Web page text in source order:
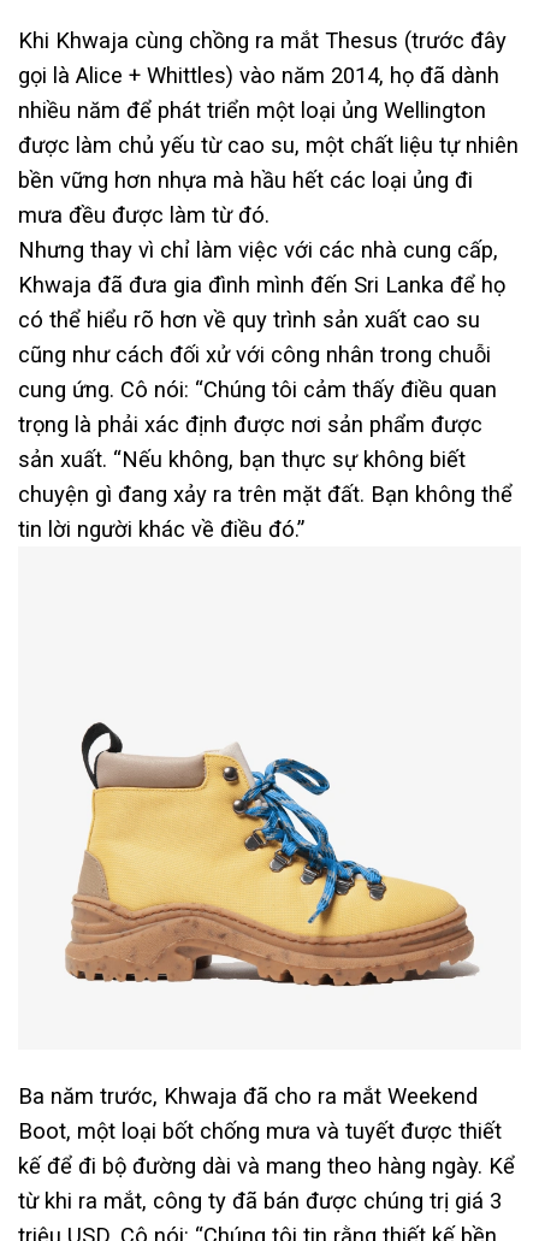
Khi Khwaja cùng chồng ra mắt Thesus (trước đây
gọi là Alice + Whittles) vào năm 2014, họ đã dành
nhiều năm để phát triển một loại ủng Wellington
được làm chủ yếu từ cao su, một chất liệu tự nhiên
bền vững hơn nhựa mà hầu hết các loại ủng đi
mưa đều được làm từ đó.
Nhưng thay vì chỉ làm việc với các nhà cung cấp,
Khwaja đã đưa gia đình mình đến Sri Lanka để họ
có thể hiểu rõ hơn về quy trình sản xuất cao su
cũng như cách đối xử với công nhân trong chuỗi
cung ứng. Cô nói: “Chúng tôi cảm thấy điều quan
trọng là phải xác định được nơi sản phẩm được
sản xuất. “Nếu không, bạn thực sự không biết
chuyện gì đang xảy ra trên mặt đất. Bạn không thể
tin lời người khác về điều đó.”
Ba năm trước, Khwaja đã cho ra mắt Weekend
Boot, một loại bốt chống mưa và tuyết được thiết
kế để đi bộ đường dài và mang theo hàng ngày. Kể
từ khi ra mắt, công ty đã bán được chúng trị giá 3
triệu USD. Cô nói: “Chúng tôi tin rằng thiết kế bền